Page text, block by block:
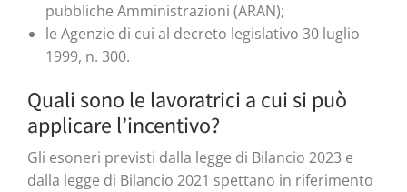
pubbliche Amministrazioni (ARAN);
le Agenzie di cui al decreto legislativo 30 luglio
1999, n. 300.
Quali sono le lavoratrici a cui si può
applicare l’incentivo?
Gli esoneri previsti dalla legge di Bilancio 2023 e
dalla legge di Bilancio 2021 spettano in riferimento